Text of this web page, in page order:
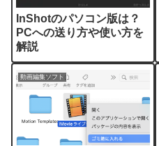
InShotのパソコン版は？
PCへの送り方や使い方を
解説
動画編集ソフト